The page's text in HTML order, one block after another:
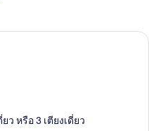
องทริปเปิล | 1 ห้องนอน, เครื่องนอน
ว หรือ 3 เตียงเดี่ยว